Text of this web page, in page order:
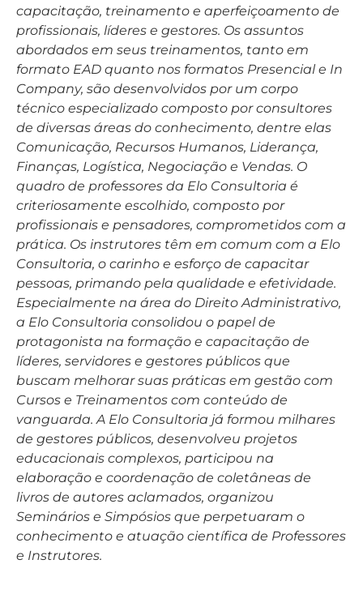
capacitação, treinamento e aperfeiçoamento de
profissionais, líderes e gestores. Os assuntos
abordados em seus treinamentos, tanto em
formato EAD quanto nos formatos Presencial e In
Company, são desenvolvidos por um corpo
técnico especializado composto por consultores
de diversas áreas do conhecimento, dentre elas
Comunicação, Recursos Humanos, Liderança,
Finanças, Logística, Negociação e Vendas. O
quadro de professores da Elo Consultoria é
criteriosamente escolhido, composto por
profissionais e pensadores, comprometidos com a
prática. Os instrutores têm em comum com a Elo
Consultoria, o carinho e esforço de capacitar
pessoas, primando pela qualidade e efetividade.
Especialmente na área do Direito Administrativo,
a Elo Consultoria consolidou o papel de
protagonista na formação e capacitação de
líderes, servidores e gestores públicos que
buscam melhorar suas práticas em gestão com
Cursos e Treinamentos com conteúdo de
vanguarda. A Elo Consultoria já formou milhares
de gestores públicos, desenvolveu projetos
educacionais complexos, participou na
elaboração e coordenação de coletâneas de
livros de autores aclamados, organizou
Seminários e Simpósios que perpetuaram o
conhecimento e atuação científica de Professores
e Instrutores.